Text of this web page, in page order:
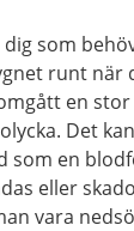
som
runt när
en
Det
som en
eller
vara